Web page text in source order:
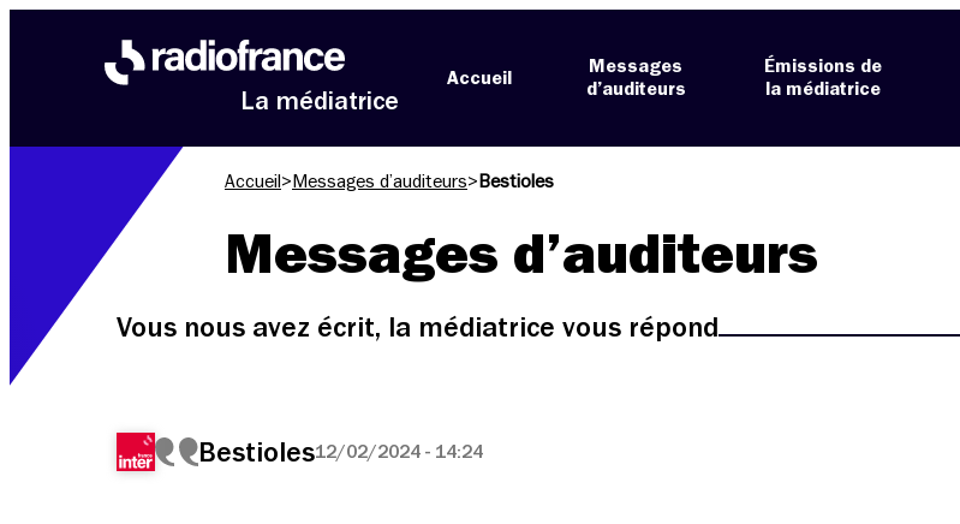
La médiatrice
Accueil
Messages
d’auditeurs
Émissions de
la médiatrice
Accueil > Messages d’auditeurs> Bestioles
Messages d’auditeurs
Vous nous avez écrit, la médiatrice vous répond
Bestioles12/02/2024 - 14:24